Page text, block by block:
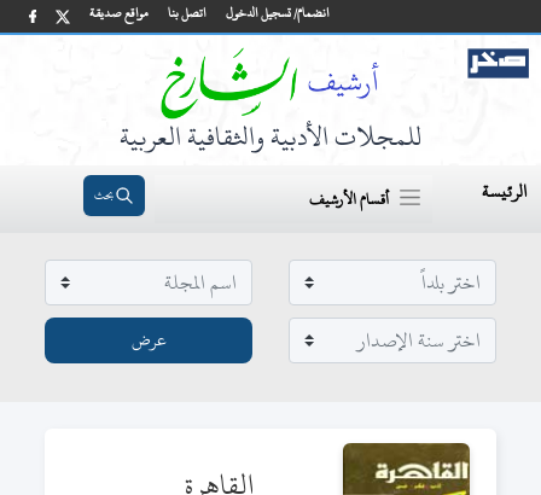
مواقع صديقة اتصل بنا انضمام/ تسجيل الدخول
للمجلات الأدبية والثقافية العربية
الرئيسة أقسام الأرشيف بحث